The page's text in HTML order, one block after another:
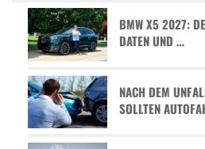
BMW X5 2027:
ATEN UND …
NACH DEM
SOLLTEN